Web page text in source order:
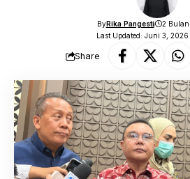
Last Updated: Juni 3, 2026
ByRika Pangesti 2
Share